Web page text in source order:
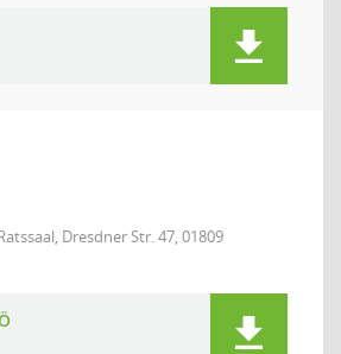
Dresdner Str. 47, 01809